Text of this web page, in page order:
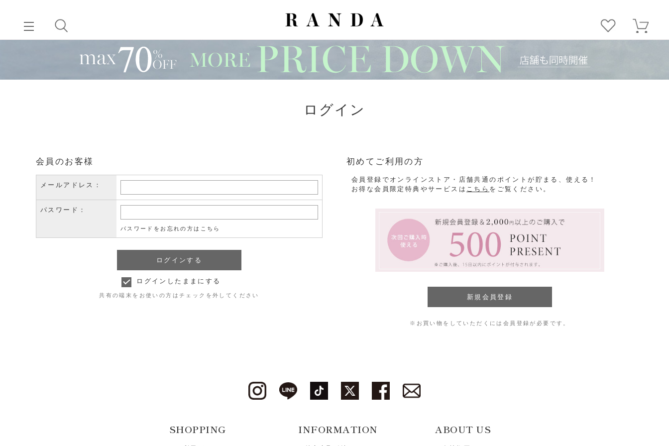
ログイン
会員のお客様
メールアドレス：
パスワード：
パスワードをお忘れの方はこちら
ログインしたままにする
共有の端末をお使いの方はチェックを外してください
初めてご利用の方
会員登録でオンラインストア・店舗共通のポイントが貯まる、使える！
お得な会員限定特典やサービスは こちら をご覧ください。
※お買い物をしていただくには会員登録が必要です。
SHOPPING INFORMATION ABOUT US